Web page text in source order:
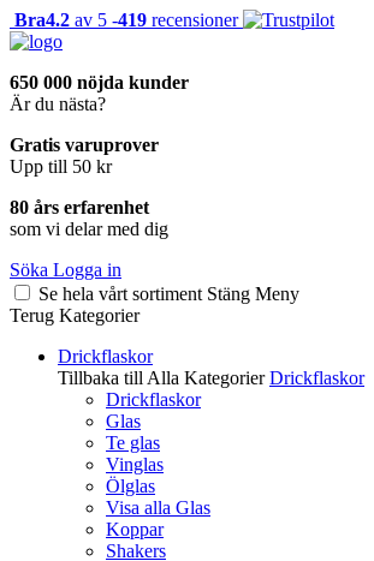
Bra4.2 av 5 -419 recensioner
650 000 nöjda kunder
Är du nästa?
Gratis varuprover
Upp till 50 kr
80 års erfarenhet
som vi delar med dig
Söka Logga in
Se hela vårt sortiment Stäng Meny
Terug Kategorier
Drickflaskor
Tillbaka till Alla Kategorier Drickflaskor
Drickflaskor
Glas
Te glas
Vinglas
Ölglas
Visa alla Glas
Koppar
Shakers